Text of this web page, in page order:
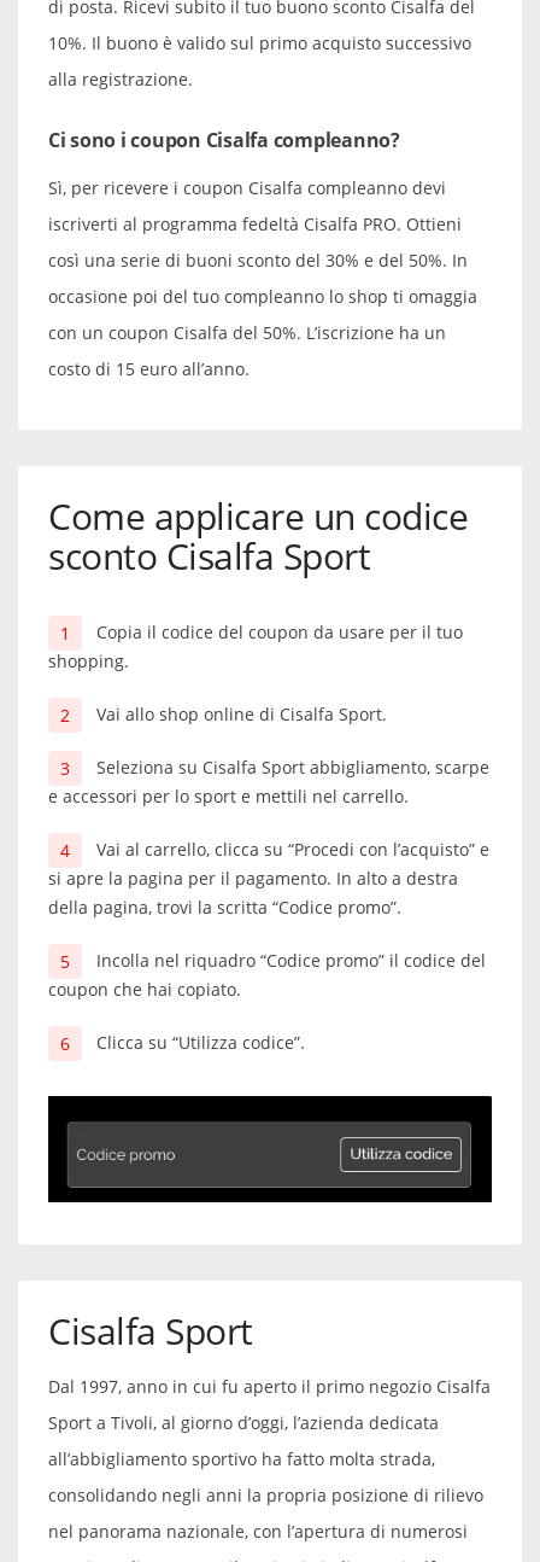
di posta. Ricevi subito il tuo buono sconto Cisalfa del
10%. Il buono è valido sul primo acquisto successivo
alla registrazione.
Ci sono i coupon Cisalfa compleanno?
Sì, per ricevere i coupon Cisalfa compleanno devi
iscriverti al programma fedeltà Cisalfa PRO. Ottieni
così una serie di buoni sconto del 30% e del 50%. In
occasione poi del tuo compleanno lo shop ti omaggia
con un coupon Cisalfa del 50%. L’iscrizione ha un
costo di 15 euro all’anno.
Come applicare un codice
sconto Cisalfa Sport
Copia il codice del coupon da usare per il tuo
shopping.
Vai allo shop online di Cisalfa Sport.
Seleziona su Cisalfa Sport abbigliamento, scarpe
e accessori per lo sport e mettili nel carrello.
Vai al carrello, clicca su “Procedi con l’acquisto” e
si apre la pagina per il pagamento. In alto a destra
della pagina, trovi la scritta “Codice promo”.
Incolla nel riquadro “Codice promo” il codice del
coupon che hai copiato.
Clicca su “Utilizza codice”.
Cisalfa Sport
Dal 1997, anno in cui fu aperto il primo negozio Cisalfa
Sport a Tivoli, al giorno d’oggi, l’azienda dedicata
all’abbigliamento sportivo ha fatto molta strada,
consolidando negli anni la propria posizione di rilievo
nel panorama nazionale, con l’apertura di numerosi